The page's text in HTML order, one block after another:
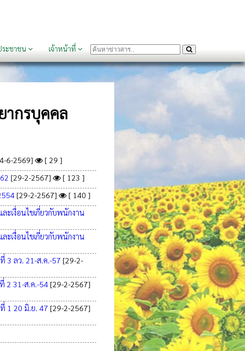
ระชาชน เจ้าหน้าที่
กรบุคคล
6-2569]
[ 29 ]
[29-2-2567]
[ 123 ]
[29-2-2567]
[ 140 ]
ะเงื่อนไขเกี่ยวกับพนักงาน
ะเงื่อนไขเกี่ยวกับพนักงาน
3 ลว. 21-ส.ค.-57 [29-2-
2 31-ส.ค.-54 [29-2-2567]
1 20 มิ.ย. 47 [29-2-2567]